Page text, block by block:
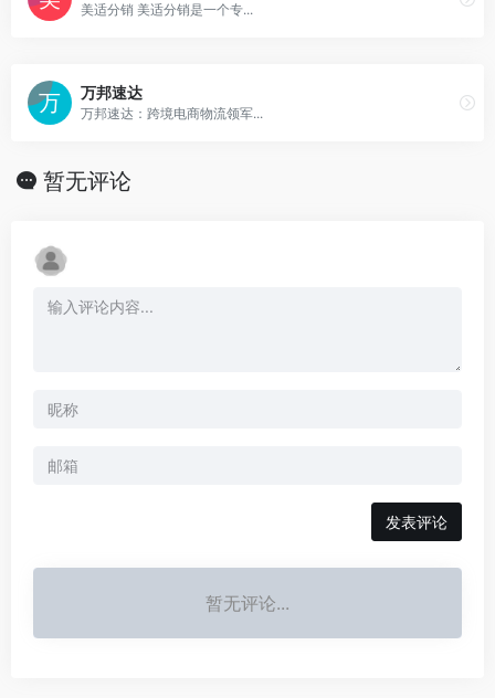
美适分销 美适分销是一个专...
万邦速达
万邦速达：跨境电商物流领军...
暂无评论
发表评论
暂无评论...